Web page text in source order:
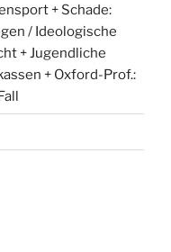
+ Schade:
/ Ideologische
+ Jugendliche
+ Oxford-Prof.: